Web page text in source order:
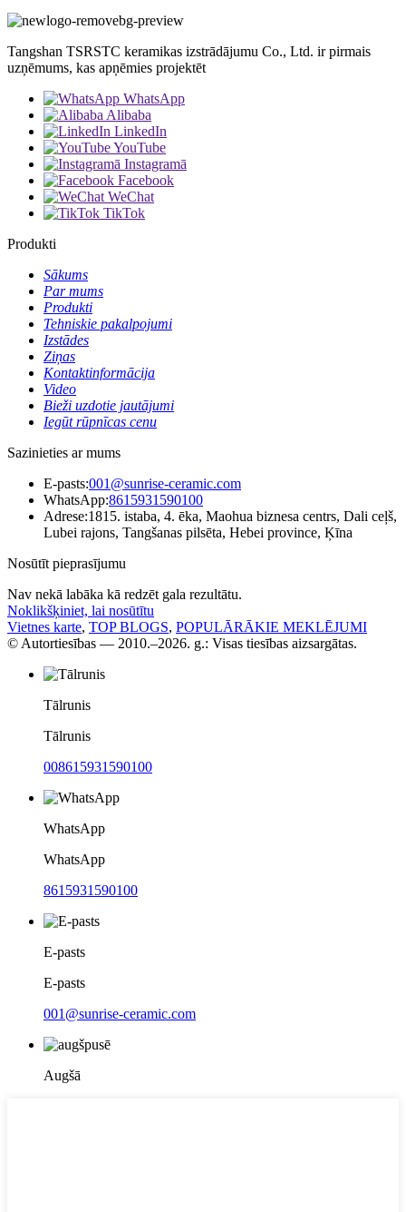
Tangshan TSRSTC keramikas izstrādājumu Co., Ltd. ir pirmais
uzņēmums, kas apņēmies projektēt
WhatsApp
Alibaba
LinkedIn
YouTube
Instagramā
Facebook
WeChat
TikTok
Produkti
Sākums
Par mums
Produkti
Tehniskie pakalpojumi
Izstādes
Ziņas
Kontaktinformācija
Video
Bieži uzdotie jautājumi
Iegūt rūpnīcas cenu
Sazinieties ar mums
E-pasts:001@sunrise-ceramic.com
WhatsApp:8615931590100
Adrese:1815. istaba, 4. ēka, Maohua biznesa centrs, Dali ceļš,
Lubei rajons, Tangšanas pilsēta, Hebei province, Ķīna
Nosūtīt pieprasījumu
Nav nekā labāka kā redzēt gala rezultātu.
Noklikšķiniet, lai nosūtītu
Vietnes karte, TOP BLOGS, POPULĀRĀKIE MEKLĒJUMI
© Autortiesības — 2010.–2026. g.: Visas tiesības aizsargātas.
Tālrunis
Tālrunis
008615931590100
WhatsApp
WhatsApp
8615931590100
E-pasts
E-pasts
001@sunrise-ceramic.com
Augšā